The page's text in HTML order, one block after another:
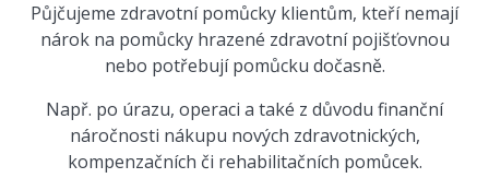
Půjčujeme zdravotní pomůcky klientům, kteří nemají
nárok na pomůcky hrazené zdravotní pojišťovnou
nebo potřebují pomůcku dočasně.
Např. po úrazu, operaci a také z důvodu finanční
náročnosti nákupu nových zdravotnických,
kompenzačních či rehabilitačních pomůcek.